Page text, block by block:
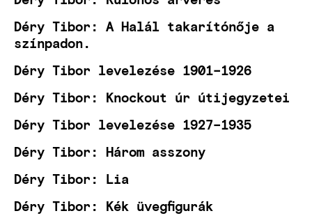
Déry Tibor: A Halál takarítónője a
színpadon.
Déry Tibor levelezése 1901–1926
Déry Tibor: Knockout úr útijegyzetei
Déry Tibor levelezése 1927–1935
Déry Tibor: Három asszony
Déry Tibor: Lia
Déry Tibor: Kék üvegfigurák